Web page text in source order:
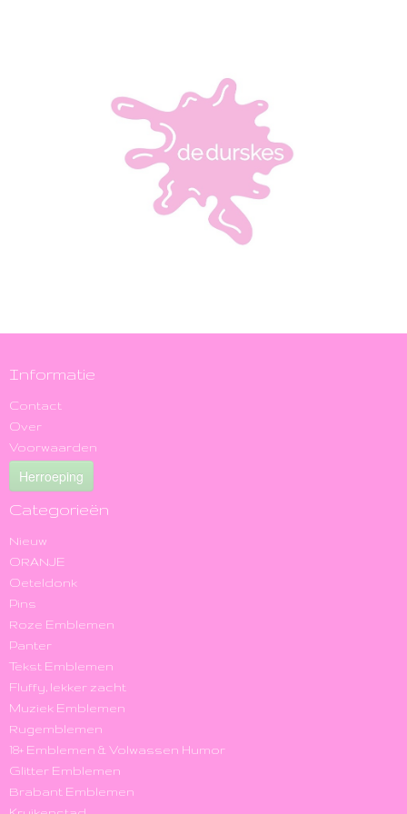
Informatie
Contact
Over
Voorwaarden
Herroeping
Categorieën
Nieuw
ORANJE
Oeteldonk
Pins
Roze Emblemen
Panter
Tekst Emblemen
Fluffy, lekker zacht
Muziek Emblemen
Rugemblemen
18+ Emblemen & Volwassen Humor
Glitter Emblemen
Brabant Emblemen